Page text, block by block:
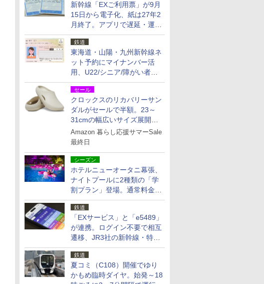
新幹線「EXご利用票」が9月
15日から電子化、紙は27年2
月終了。アプリで遅延・運休
も確認可能に
鉄道
東海道・山陽・九州新幹線ネ
ット予約にマイナンバー活
用、U22/シニア/障がい者割
を9月15日から発売
セール
クロックスのリカバリーサン
ダルがセールで半額。23～
31cmの幅広いサイズ展開、
独自のクッション素材を採用
Amazon 暮らし応援サマーSale
最終日
シーズン
ホテルニューオータニ幕張、
ナイトプールに2種類の「学
割プラン」登場。通常料金の
およそ半額でお得に夜活
鉄道
「EXサービス」と「e5489」
が連携。ログイン不要で相互
遷移、JR3社の新幹線・特急
予約をアプリで一括確認
鉄道
夏コミ（C108）開催でゆり
かもめ臨時ダイヤ。始発～18